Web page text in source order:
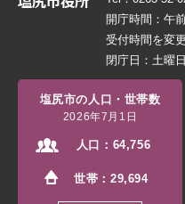
開庁時間：午
受付時間を変
閉庁日：土曜
塩尻市の人口・世帯数
2026年7月1日
人口： 64,756
世帯：29,694